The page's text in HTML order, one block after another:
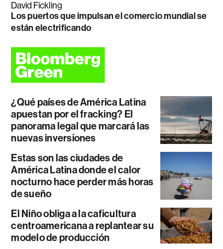
David Fickling
Los puertos que impulsan el comercio mundial se
están electrificando
¿Qué países de América Latina
apuestan por el fracking? El
panorama legal que marcará las
nuevas inversiones
Estas son las ciudades de
América Latina donde el calor
nocturno hace perder más horas
de sueño
El Niño obliga a la caficultura
centroamericana a replantear su
modelo de producción